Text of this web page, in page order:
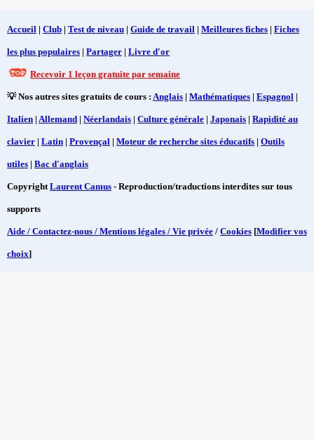
Accueil | Club | Test de niveau | Guide de travail | Meilleures fiches | Fiches
les plus populaires | Partager | Livre d'or
Recevoir 1 leçon gratuite par semaine
💡 Nos autres sites gratuits de cours : Anglais | Mathématiques | Espagnol |
Italien | Allemand | Néerlandais | Culture générale | Japonais | Rapidité au
clavier | Latin | Provençal | Moteur de recherche sites éducatifs | Outils
utiles | Bac d'anglais
CopyrightLaurent Camus - Reproduction/traductions interdites sur tous
supports
Aide / Contactez-nous / Mentions légales / Vie privée / Cookies [Modifier vos
choix]